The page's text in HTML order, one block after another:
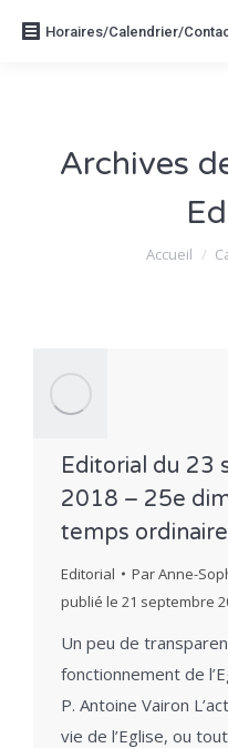
Horaires/Calendrier/
Archives
Vous êtes
Accueil
Editorial du 23
2018 – 25e
temps ordinaire
Editorial ParAnne-
publié le 21 septembre
Un peu de
fonctionnement de
P. Antoine Vairon
vie de l’Eglise, ou